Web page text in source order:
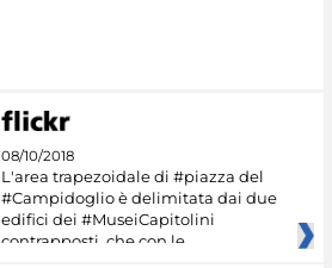
08/10/2018
L'area trapezoidale di #piazza del
#Campidoglio è delimitata dai due
edifici dei #MuseiCapitolini
contrapposti, che con le